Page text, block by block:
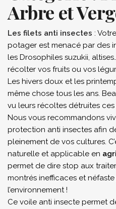
Arbre et
Les filets anti insectes :
potager est menacé par des
les Drosophiles suzukii,
récolter vos fruits ou vos
Les hivers doux et les
même chose tous les ans.
vu leurs récoltes détruites ces
Nous vous recommandons
protection anti insectes afin
pleinement de vos cultures.
naturelle et applicable en
permet de dire stop aux
montrés inefficaces et
l’environnement !
Ce voile anti insecte permet